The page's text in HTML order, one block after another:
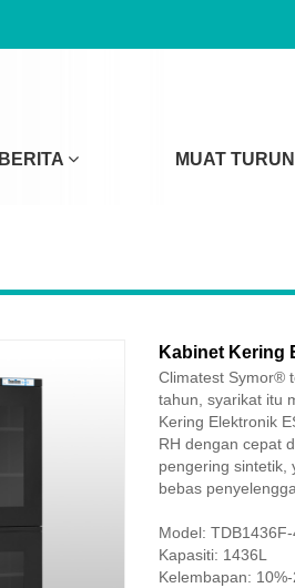
BERITA MUAT TURUN
Kabinet Kering
Climatest Symor®
tahun, syarikat itu
Kering Elektronik
RH dengan cepat
pengering sintetik,
bebas
Model:
Kapasiti: 1436L
Kelembapan: